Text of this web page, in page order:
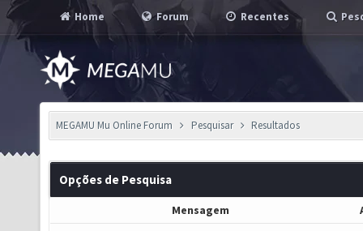
Home Forum Recentes
MEGAMU Mu Online Forum Pesquisar Resultados
Opções de Pesquisa
Mensagem